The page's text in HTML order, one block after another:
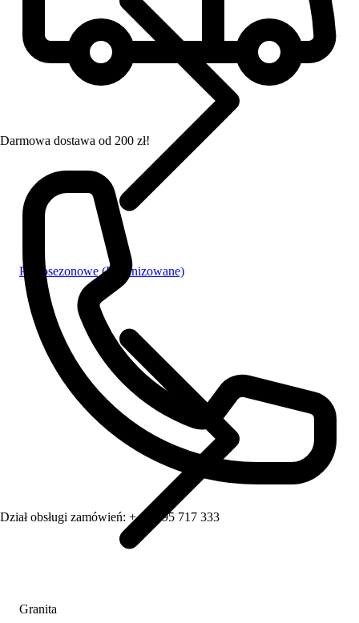
Darmowa dostawa od 200 zł!
Dział obsługi zamówień: + 48 795 717 333
Pełnosezonowe (Feminizowane)
Granita